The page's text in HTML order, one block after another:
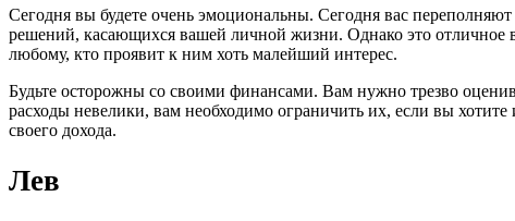
Сегодня вы будете очень эмоциональны. Сегодня вас
решений, касающихся вашей личной жизни. Однако это отличное
любому, кто проявит к ним хоть малейший интерес.
Будьте осторожны со своими финансами. Вам нужно трезво
расходы невелики, вам необходимо ограничить их, если вы
своего дохода.
Лев